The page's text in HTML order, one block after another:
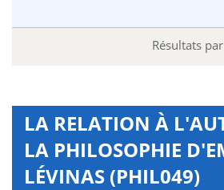
Résultats
LA RELATION À
LA PHILOSOPHIE
LÉVINAS (PHIL049)